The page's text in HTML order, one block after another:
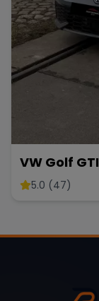
VW Golf GTI
5.0 (47)